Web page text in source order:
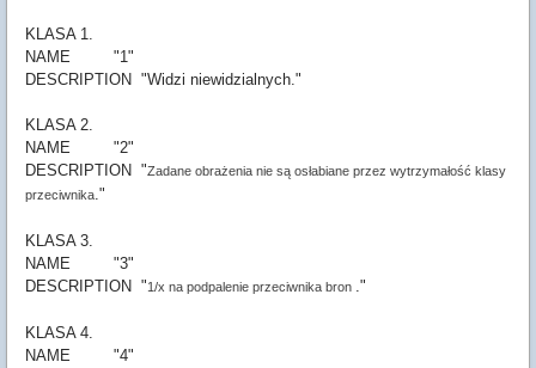
KLASA 1.
NAME "1"
DESCRIPTION "Widzi niewidzialnych."
KLASA 2.
NAME "2"
DESCRIPTION "Zadane obrażenia nie są osłabiane przez wytrzymałość klasy
przeciwnika."
KLASA 3.
NAME "3"
DESCRIPTION "1/x na podpalenie przeciwnika bron ."
KLASA 4.
NAME "4"